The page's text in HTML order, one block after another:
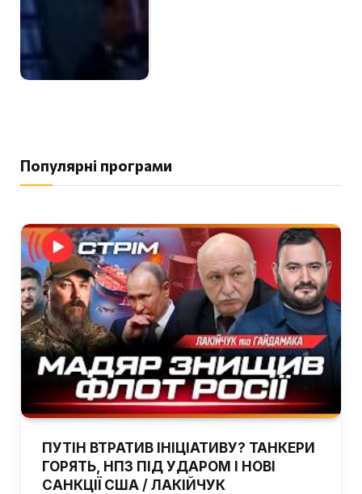
Популярні програми
ПУТІН ВТРАТИВ ІНІЦІАТИВУ? ТАНКЕРИ
ГОРЯТЬ, НПЗ ПІД УДАРОМ І НОВІ
САНКЦІЇ США / ЛАКІЙЧУК